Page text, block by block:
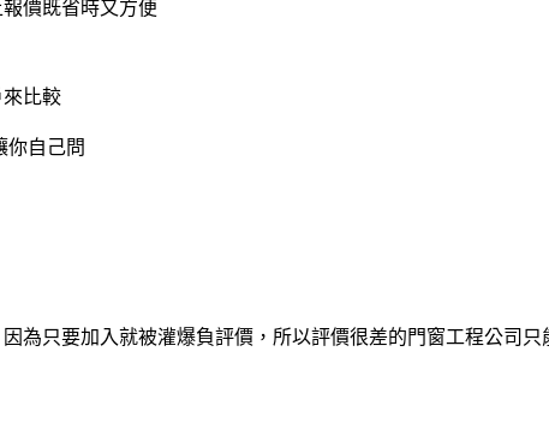
價既省時又方便
比較
你自己問
為只要加入就被灌爆負評價，所以評價很差的門窗工程公司只